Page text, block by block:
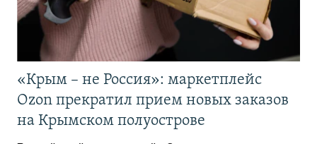
«Крым – не Россия»: маркетплейс
Ozon прекратил прием новых заказов
на Крымском полуострове